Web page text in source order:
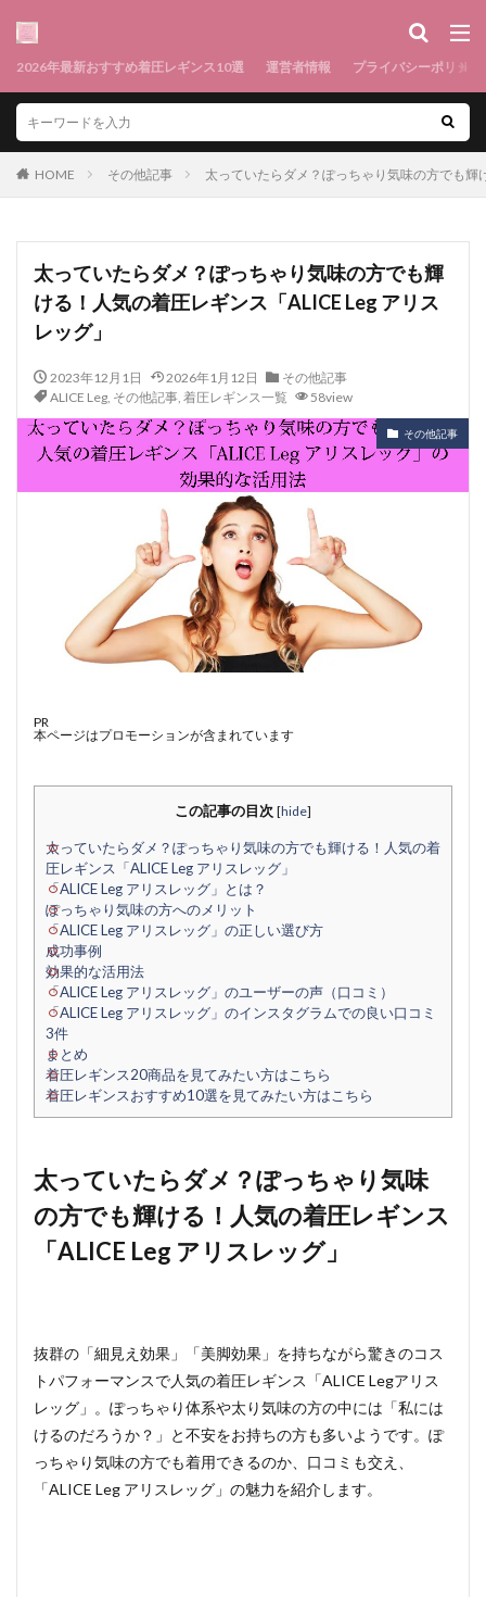
2026年最新おすすめ着圧レギンス10選 運営者情報 プライバシーポリシー
HOME その他記事 太っていたらダメ？ぽっちゃり気味の方でも輝
太っていたらダメ？ぽっちゃり気味の方でも輝
ける！人気の着圧レギンス「ALICE Leg アリス
レッグ」
2023年12月1日 2026年1月12日
その他記事
ALICE Leg, その他記事, 着圧レギンス一覧 58view
その他記事
PR
本ページはプロモーションが含まれています
この記事の目次 [hide]
太っていたらダメ？ぽっちゃり気味の方でも輝ける！人気の着
圧レギンス「ALICE Leg アリスレッグ」
「ALICE Leg アリスレッグ」とは？
ぽっちゃり気味の方へのメリット
「ALICE Leg アリスレッグ」の正しい選び方
成功事例
効果的な活用法
「ALICE Leg アリスレッグ」のユーザーの声（口コミ）
「ALICE Leg アリスレッグ」のインスタグラムでの良い口コミ
3件
まとめ
着圧レギンス20商品を見てみたい方はこちら
着圧レギンスおすすめ10選を見てみたい方はこちら
太っていたらダメ？ぽっちゃり気味
の方でも輝ける！人気の着圧レギンス
「ALICE Leg アリスレッグ」
抜群の「細見え効果」「美脚効果」を持ちながら驚きのコス
トパフォーマンスで人気の着圧レギンス「ALICE Legアリス
レッグ」。ぽっちゃり体系や太り気味の方の中には「私には
けるのだろうか？」と不安をお持ちの方も多いようです。ぽ
っちゃり気味の方でも着用できるのか、口コミも交え、
「ALICE Leg アリスレッグ」の魅力を紹介します。